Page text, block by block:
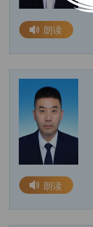
朗读
朗读